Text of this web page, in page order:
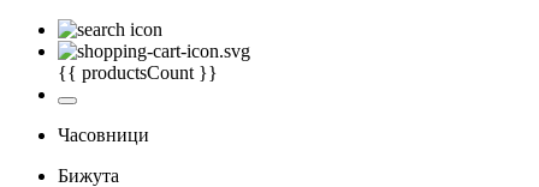
{{ productsCount }}
Часовници
Бижута